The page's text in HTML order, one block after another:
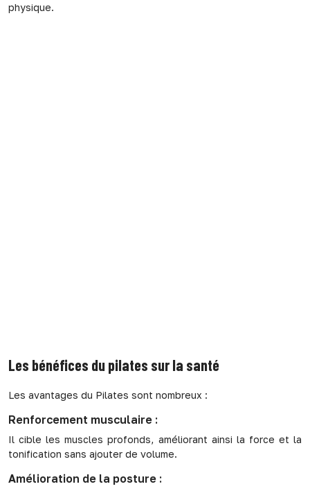
physique.
Les bénéfices du pilates sur la santé
Les avantages du Pilates sont nombreux :
Renforcement musculaire :
Il cible les muscles profonds, améliorant ainsi la force et la
tonification sans ajouter de volume.
Amélioration de la posture :